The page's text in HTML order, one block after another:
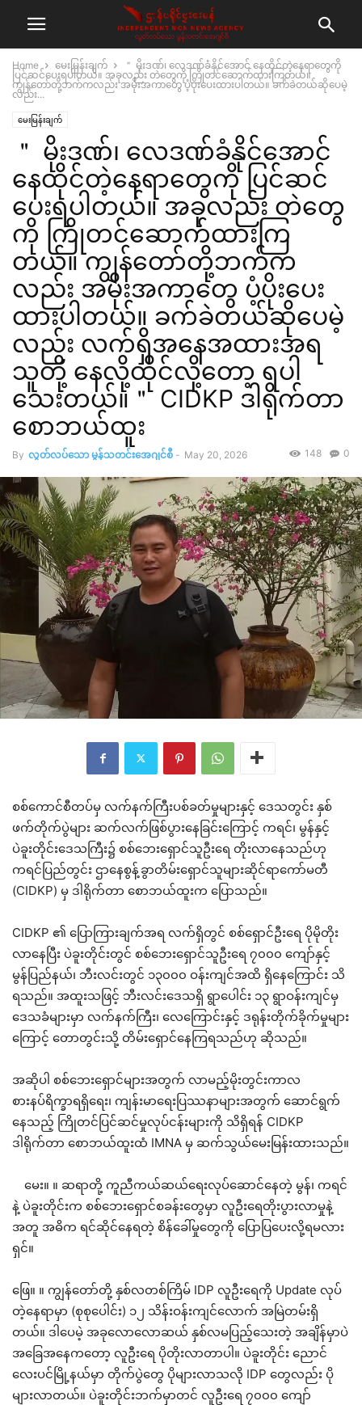
Home မေးမြန်းချက်
＂ မိုးဒဏ်၊ လေဒဏ်ခံနိုင်အောင် နေထိုင်တဲ့နေရာတွေကို
ပြင်ဆင်ပေးရပါတယ်။ အခုလည်း တဲတွေကို ကြိုတင်ဆောက်ထားကြတယ်။
ကျွန်တော်တို့ဘက်ကလည်း အမိုးအကာတွေ ပံ့ပိုးပေးထားပါတယ်။ ခက်ခဲတယ်ဆိုပေမဲ့
လည်း...
မေးမြန်းချက်
＂ မိုးဒဏ်၊ လေဒဏ်ခံနိုင်အောင်
နေထိုင်တဲ့နေရာတွေကို ပြင်ဆင်
ပေးရပါတယ်။ အခုလည်း တဲတွေ
ကို ကြိုတင်ဆောက်ထားကြ
တယ်။ ကျွန်တော်တို့ဘက်က
လည်း အမိုးအကာတွေ ပံ့ပိုးပေး
ထားပါတယ်။ ခက်ခဲတယ်ဆိုပေမဲ့
လည်း လက်ရှိအနေအထားအရ
သူတို့ နေလို့ထိုင်လို့တော့ ရပါ
သေးတယ်။＂ CIDKP ဒါရိုက်တာ
စောဘယ်ထူး
By လွတ်လပ်သော မွန်သတင်းအေဂျင်စီ - May 20, 2026 0
148
စစ်ကောင်စီတပ်မှ လက်နက်ကြီးပစ်ခတ်မှုများနှင့် ဒေသတွင်း နှစ်
ဖက်တိုက်ပွဲများ ဆက်လက်ဖြစ်ပွားနေခြင်းကြောင့် ကရင်၊ မွန်နှင့်
ပဲခူးတိုင်းဒေသကြီး၌ စစ်ဘေးရှောင်သူဦးရေ တိုးလာနေသည်ဟု
ကရင်ပြည်တွင်း ဌာနေစွန့်ခွာတိမ်းရှောင်သူများဆိုင်ရာကော်မတီ
(CIDKP) မှ ဒါရိုက်တာ စောဘယ်ထူးက ပြောသည်။
CIDKP ၏ ပြောကြားချက်အရ လက်ရှိတွင် စစ်ရှောင်ဦးရေ ပိုမိုတိုး
လာနေပြီး ပဲခူးတိုင်းတွင် စစ်ဘေးရှောင်သူဦးရေ ၇၀၀၀ ကျော်နှင့်
မွန်ပြည်နယ်၊ ဘီးလင်းတွင် ၁၃၀၀၀ ဝန်းကျင်အထိ ရှိနေကြောင်း သိ
ရသည်။ အထူးသဖြင့် ဘီးလင်းဒေသရှိ ရွာပေါင်း ၁၃ ရွာဝန်းကျင်မှ
ဒေသခံများမှာ လက်နက်ကြီး၊ လေကြောင်းနှင့် ဒရုန်းတိုက်ခိုက်မှုများ
ကြောင့် တောတွင်းသို့ တိမ်းရှောင်နေကြရသည်ဟု ဆိုသည်။
အဆိုပါ စစ်ဘေးရှောင်များအတွက် လာမည့်မိုးတွင်းကာလ
စားနပ်ရိက္ခာရရှိရေး၊ ကျန်းမာရေးပြဿနာများအတွက် ဆောင်ရွက်
နေသည့် ကြိုတင်ပြင်ဆင်မှုလုပ်ငန်းများကို သိရှိရန် CIDKP
ဒါရိုက်တာ စောဘယ်ထူးထံ IMNA မှ ဆက်သွယ်မေးမြန်းထားသည်။
မေး။ ။ ဆရာတို့ ကူညီကယ်ဆယ်ရေးလုပ်ဆောင်နေတဲ့ မွန်၊ ကရင်
နဲ့ ပဲခူးတိုင်းက စစ်ဘေးရှောင်စခန်းတွေမှာ လူဦးရေတိုးပွားလာမှုနဲ့
အတူ အဓိက ရင်ဆိုင်နေရတဲ့ စိန်ခေါ်မှုတွေကို ပြောပြပေးလို့ရမလား
ရှင်။
ဖြေ။ ။ ကျွန်တော်တို့ နှစ်လတစ်ကြိမ် IDP လူဦးရေကို Update လုပ်
တဲ့နေရာမှာ (စုစုပေါင်း) ၁၂ သိန်းဝန်းကျင်လောက် အမြဲတမ်းရှိ
တယ်။ ဒါပေမဲ့ အခုလောလောဆယ် နှစ်လမပြည့်သေးတဲ့ အချိန်မှာပဲ
အခြေအနေကတော့ လူဦးရေ ပိုတိုးလာတာပါ။ ပဲခူးတိုင်း ညောင်
လေးပင်မြို့နယ်မှာ တိုက်ပွဲတွေ ပိုများလာသလို IDP တွေလည်း ပို
များလာတယ်။ ပဲခူးတိုင်းဘက်မှာတင် လူဦးရေ ၇၀၀၀ ကျော်